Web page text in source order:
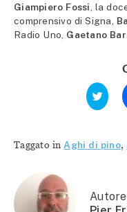
Giampiero Fossi , la
comprensivo di Signa,
Radio Uno, Gaetano
Fai
clic
qui
(Si
Taggato in Aghi di pino,
Autore